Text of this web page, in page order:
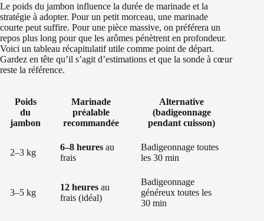
Le poids du jambon influence la durée de marinade et la
stratégie à adopter. Pour un petit morceau, une marinade
courte peut suffire. Pour une pièce massive, on préférera un
repos plus long pour que les arômes pénètrent en profondeur.
Voici un tableau récapitulatif utile comme point de départ.
Gardez en tête qu’il s’agit d’estimations et que la sonde à cœur
reste la référence.
Poids
du
jambon
Marinade
préalable
recommandée
Alternative
(badigeonnage
pendant cuisson)
2–3 kg
6–8 heures au
frais
Badigeonnage toutes
les 30 min
3–5 kg
12 heures au
frais (idéal)
Badigeonnage
généreux toutes les
30 min